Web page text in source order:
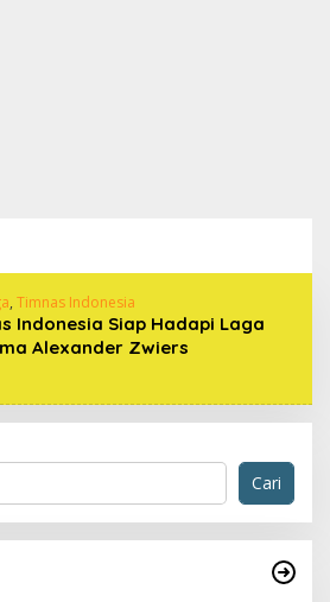
, Timnas Indonesia
Indonesia Siap Hadapi Laga
Alexander Zwiers
Cari